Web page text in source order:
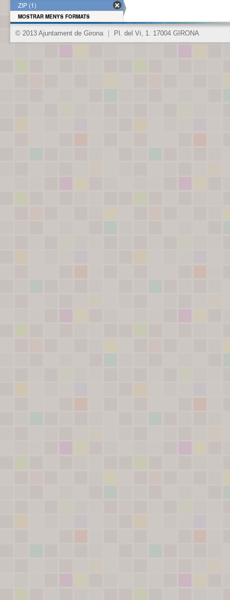
ZIP (1)
MOSTRAR MENYS FORMATS
© 2013 Ajuntament de Girona Pl. del Vi, 1. 17004 GIRONA